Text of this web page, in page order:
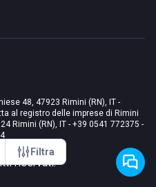
Filtra
48, 47923 Rimini (RN), IT -
al registro delle imprese di Rimini
Rimini (RN), IT - +39 0541 772375 -
riservati.